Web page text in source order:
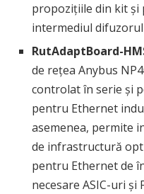
propozițiile din kit și
intermediul
RutAdaptBoard-
de rețea Anybus
controlat în serie și
pentru Ethernet
asemenea, permite
de infrastructură
pentru Ethernet de
necesare ASIC-uri